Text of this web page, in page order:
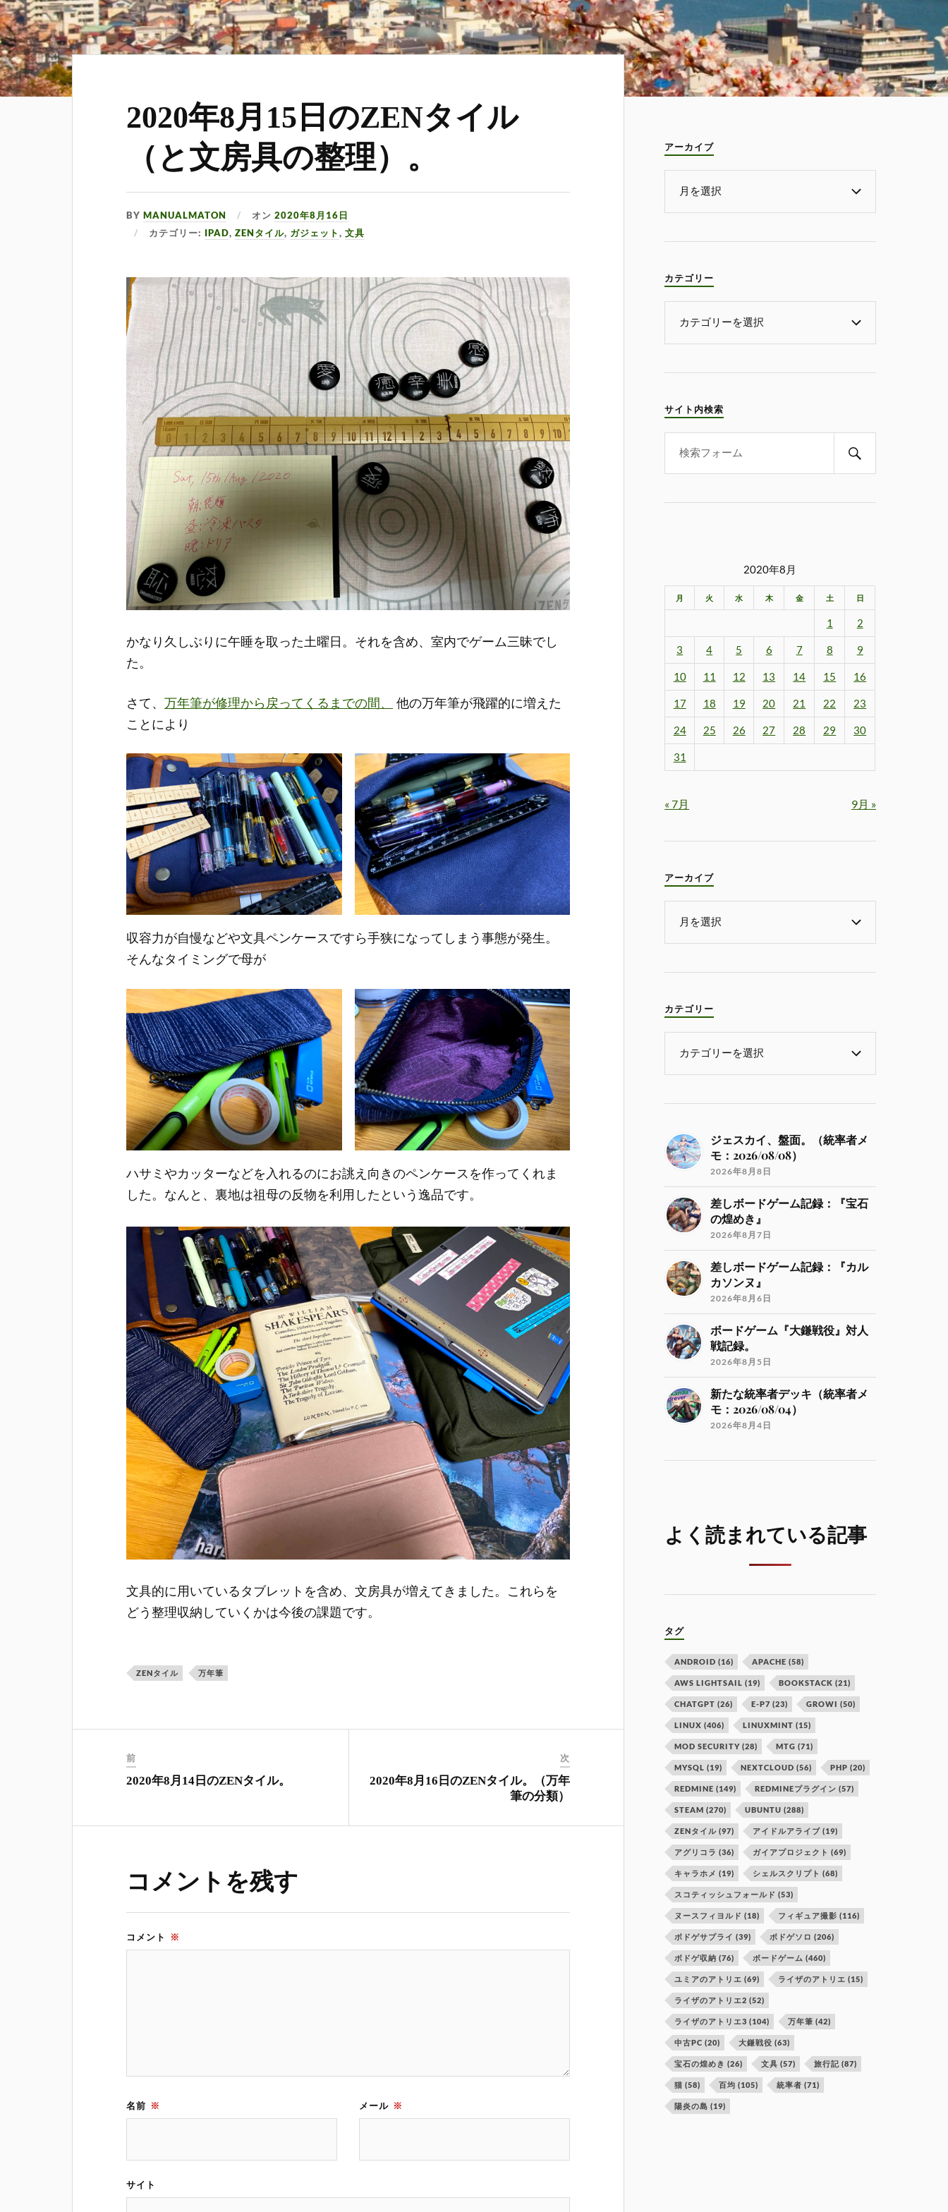
2020年8月15日のZENタイル
（と文房具の整理）。
BYMANUALMATON オン2020年8月16日
カテゴリー: IPAD,ZENタイル, ガジェット,文具
かなり久しぶりに午睡を取った土曜日。それを含め、室内でゲーム三昧でし
た。
さて、万年筆が修理から戻ってくるまでの間、
他の万年筆が飛躍的に増えた
ことにより
収容力が自慢などや文具ペンケースですら手狭になってしまう事態が発生。
そんなタイミングで母が
ハサミやカッターなどを入れるのにお誂え向きのペンケースを作ってくれま
した。なんと、裏地は祖母の反物を利用したという逸品です。
文具的に用いているタブレットを含め、文房具が増えてきました。これらを
どう整理収納していくかは今後の課題です。
ZENタイル 万年筆
前
2020年8月14日のZENタイル。
次
2020年8月16日のZENタイル。（万年
筆の分類）
コメントを残す
コメント ※
名前 ※ メール ※
サイト
アーカイブ
カテゴリー
サイト内検索
2020年8月
月 火 水 木 金 土 日
1 2
3 4 5 6 7 8 9
10 11 12 13 14 15 16
17 18 19 20 21 22 23
24 25 26 27 28 29 30
31
« 7月 9月 »
アーカイブ
カテゴリー
ジェスカイ、盤面。（統率者メ
モ：2026/08/08）
2026年8月8日
差しボードゲーム記録：『宝石
の煌めき』
2026年8月7日
差しボードゲーム記録：『カル
カソンヌ』
2026年8月6日
ボードゲーム『大鎌戦役』対人
戦記録。
2026年8月5日
新たな統率者デッキ（統率者メ
モ：2026/08/04）
2026年8月4日
よく読まれている記事
タグ
ANDROID (16) APACHE (58)
AWS LIGHTSAIL (19) BOOKSTACK (21)
CHATGPT (26) E-P7 (23) GROWI (50)
LINUX (406) LINUXMINT (15)
MOD SECURITY (28) MTG (71)
MYSQL (19) NEXTCLOUD (56) PHP (20)
REDMINE (149) REDMINEプラグイン (57)
STEAM (270) UBUNTU (288)
ZENタイル (97) アイドルアライブ (19)
アグリコラ (36) ガイアプロジェクト (69)
キャラホメ (19) シェルスクリプト (68)
スコティッシュフォールド (53)
ヌースフィヨルド (18) フィギュア撮影 (116)
ボドゲサプライ (39) ボドゲソロ (206)
ボドゲ収納 (76) ボードゲーム (460)
ユミアのアトリエ (69) ライザのアトリエ (15)
ライザのアトリエ2 (52)
ライザのアトリエ3 (104) 万年筆 (42)
中古PC (20) 大鎌戦役 (63)
宝石の煌めき (26) 文具 (57) 旅行記 (87)
猫 (58) 百均 (105) 統率者 (71)
陽炎の島 (19)